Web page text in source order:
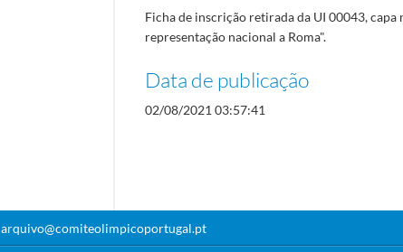
Ficha de inscrição retirada da UI 00043,
representação nacional a Roma".
Data de publicação
02/08/2021 03:57:41
arquivo@comiteolimpicoportugal.pt